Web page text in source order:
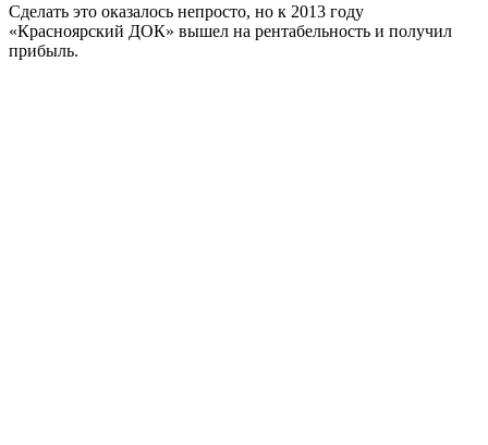
Сделать это оказалось непросто, но к 2013 году
«Красноярский ДОК» вышел на рентабельность и получил
прибыль.